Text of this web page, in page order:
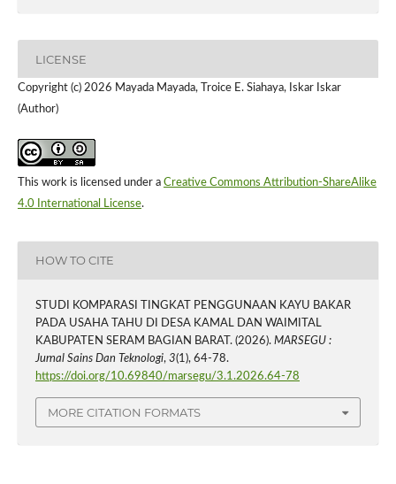
LICENSE
Copyright (c) 2026 Mayada Mayada, Troice E. Siahaya, Iskar Iskar
(Author)
This work is licensed under a Creative Commons Attribution-ShareAlike
4.0 International License.
HOW TO CITE
STUDI KOMPARASI TINGKAT PENGGUNAAN KAYU BAKAR
PADA USAHA TAHU DI DESA KAMAL DAN WAIMITAL
KABUPATEN SERAM BAGIAN BARAT. (2026). MARSEGU :
Jurnal Sains Dan Teknologi, 3(1), 64-78.
https://doi.org/10.69840/marsegu/3.1.2026.64-78
MORE CITATION FORMATS